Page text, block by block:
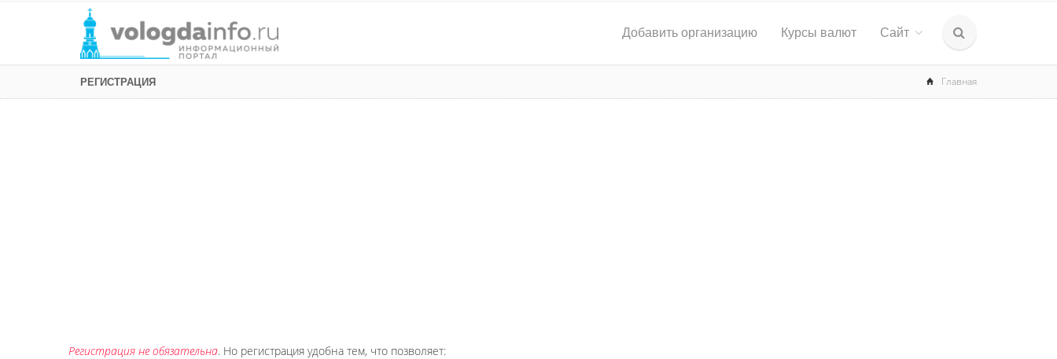
Добавить организацию Курсы валют Сайт
РЕГИСТРАЦИЯ Главная
Регистрация не обязательна. Но регистрация удобна тем, что позволяет: